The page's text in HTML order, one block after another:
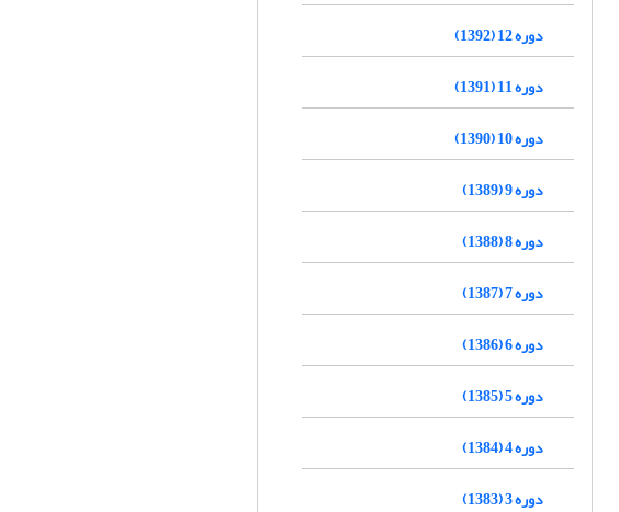
دوره 12 (1392)
دوره 11 (1391)
دوره 10 (1390)
دوره 9 (1389)
دوره 8 (1388)
دوره 7 (1387)
دوره 6 (1386)
دوره 5 (1385)
دوره 4 (1384)
دوره 3 (1383)